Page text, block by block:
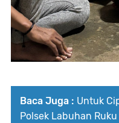
Baca Juga : Untuk
Polsek Labuhan